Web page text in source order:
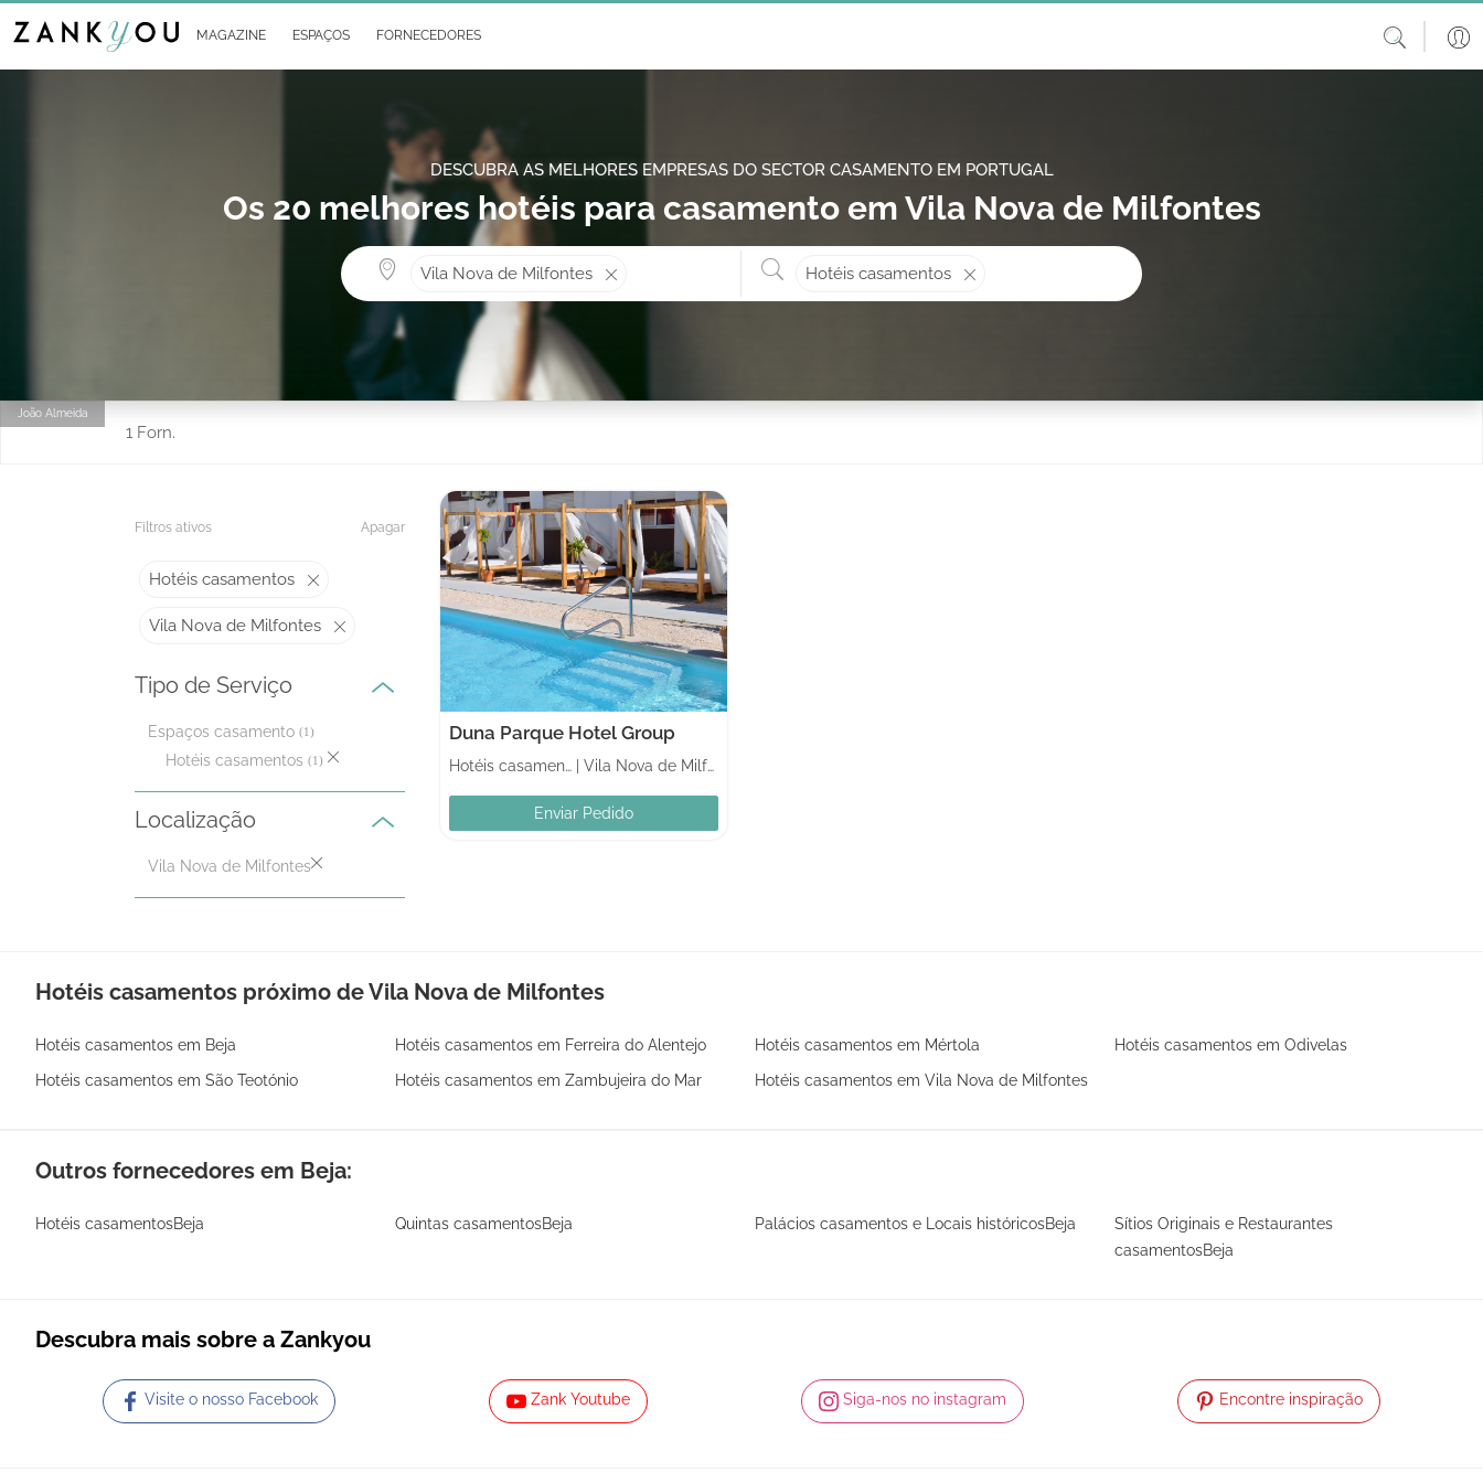
MAGAZINE ESPAÇOS FORNECEDORES
DESCUBRA AS MELHORES EMPRESAS DO SECTOR CASAMENTO EM PORTUGAL
Os 20 melhores hotéis para casamento em Vila Nova de Milfontes
Onde? ex: Cascais
Vila Nova de Milfontes Hotéis casamentos
João Almeida
1 Forn.
Filtros ativos Apagar
Hotéis casamentos
Vila Nova de Milfontes
Tipo de Serviço
Espaços casamento (1)
Hotéis casamentos (1)
Localização
Vila Nova de Milfontes
Duna Parque Hotel Group
Hotéis casamentos Vila Nova de Milfontes
Enviar Pedido
Hotéis casamentos próximo de Vila Nova de Milfontes
Hotéis casamentos em Beja Hotéis casamentos em Ferreira do Alentejo Hotéis casamentos em Mértola
Hotéis casamentos em Odivelas
Hotéis casamentos em São Teotónio
Hotéis casamentos em Zambujeira do Mar Hotéis casamentos em Vila Nova de Milfontes
Outros fornecedores em Beja:
Hotéis casamentosBeja Quintas casamentosBeja Palácios casamentos e Locais históricosBeja
Sítios Originais e Restaurantes
casamentosBeja
Descubra mais sobre a Zankyou
Visite o nosso Facebook Zank Youtube Siga-nos no instagram Encontre inspiração